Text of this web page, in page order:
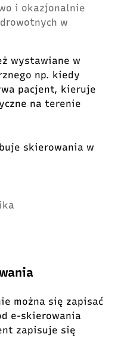
i okazjonalnie
w
wystawiane w
np. kiedy
pacjent, kieruje
na terenie
skierowania w
można się zapisać
e-skierowania
zapisuje się